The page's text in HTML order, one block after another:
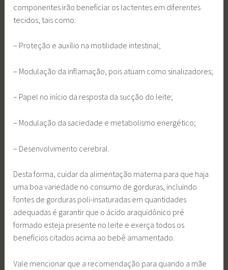
componentes irão beneficiar os lactentes em diferentes
tecidos, tais como:
– Proteção e auxílio na motilidade intestinal;
– Modulação da inflamação, pois atuam como sinalizadores;
– Papel no início da resposta da sucção do leite;
– Modulação da saciedade e metabolismo energético;
– Desenvolvimento cerebral.
Desta forma, cuidar da alimentação materna para que haja
uma boa variedade no consumo de gorduras, incluindo
fontes de gorduras poli-insaturadas em quantidades
adequadas é garantir que o ácido araquidônico pré
formado esteja presente no leite e exerça todos os
benefícios citados acima ao bebê amamentado.
Vale mencionar que a recomendação para quando a mãe